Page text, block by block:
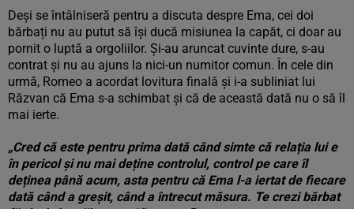
Deși se întâlniseră pentru a discuta despre Ema, cei doi
bărbați nu au putut să își ducă misiunea la capăt, ci doar au
pornit o luptă a orgoliilor. Și-au aruncat cuvinte dure, s-au
contrat și nu au ajuns la nici-un numitor comun. În cele din
urmă, Romeo a acordat lovitura finală și i-a subliniat lui
Răzvan că Ema s-a schimbat și că de această dată nu o să îl
mai ierte.
„Cred că este pentru prima dată când simte că relația lui e
în pericol și nu mai deține controlul, control pe care îl
deținea până acum, asta pentru că Ema l-a iertat de fiecare
dată când a greșit, când a întrecut măsura. Te crezi bărbat